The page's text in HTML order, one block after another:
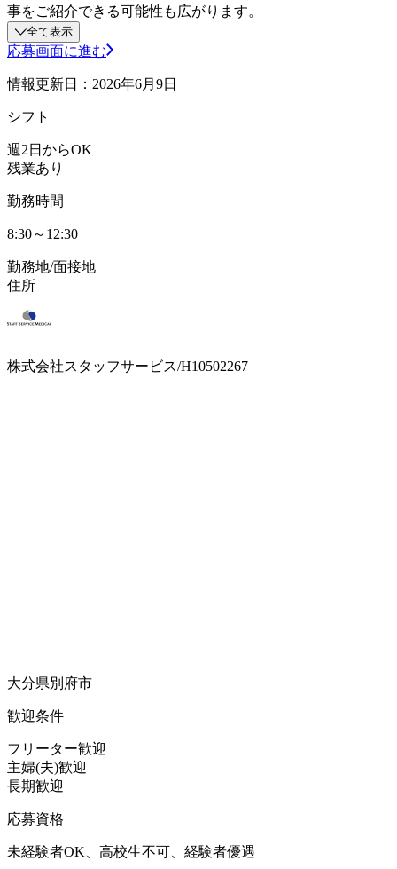
事をご紹介できる可能性も広がります。
全て表示
応募画面に進む
情報更新日：2026年6月9日
シフト
週2日からOK
残業あり
勤務時間
8:30～12:30
勤務地/面接地
住所
株式会社スタッフサービス/H10502267
大分県別府市
歓迎条件
フリーター歓迎
主婦(夫)歓迎
長期歓迎
応募資格
未経験者OK、高校生不可、経験者優遇